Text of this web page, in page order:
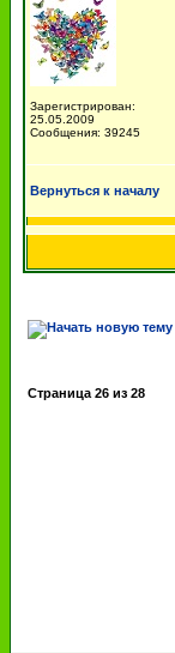
Зарегистрирован:
25.05.2009
Сообщения: 39245
Вернуться к началу
Страница 26 из 28